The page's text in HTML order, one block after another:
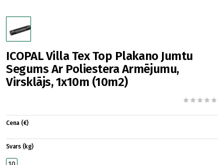
ICOPAL Villa Tex Top Plakano Jumtu
Segums Ar Poliestera Armējumu,
Virsklājs, 1x10m (10m2)
Cena (€)
Svars (kg)